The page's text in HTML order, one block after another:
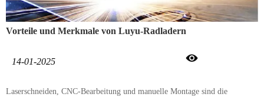
Vorteile und Merkmale von Luyu-Radladern
14-01-2025 
Laserschneiden, CNC-Bearbeitung und manuelle Montage sind die